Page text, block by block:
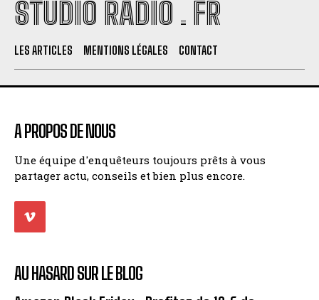
STUDIO RADIO . FR
LES ARTICLES MENTIONS LÉGALES CONTACT
A PROPOS DE NOUS
Une équipe d'enquêteurs toujours prêts à vous
partager actu, conseils et bien plus encore.
AU HASARD SUR LE BLOG